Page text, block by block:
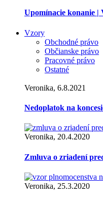
Upomínacie konanie |
Vzory
Obchodné právo
Občianske právo
Pracovné právo
Ostatné
Veronika, 6.8.2021
Nedoplatok na
Veronika, 20.4.2020
Zmluva o zriadení
Veronika, 25.3.2020